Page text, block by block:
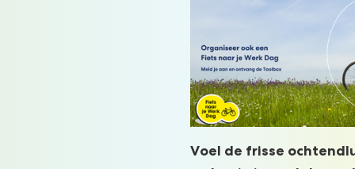
Voel de frisse